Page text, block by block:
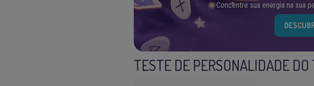
Concentre sua energia na sua
TESTE DE PERSONALIDADE